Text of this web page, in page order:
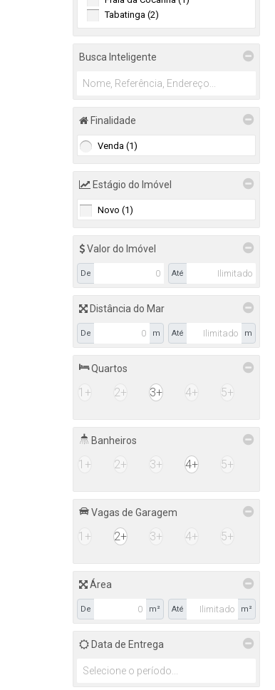
Tabatinga (2)
São Sebastião (1)
Camburi (1)
Busca Inteligente
Finalidade
Venda (1)
Estágio do Imóvel
Novo (1)
Valor do Imóvel
De Até
Distância do Mar
De m Até m
Quartos
1+ 2+ 3+ 4+ 5+
Banheiros
1+ 2+ 3+ 4+ 5+
Vagas de Garagem
1+ 2+ 3+ 4+ 5+
Área
De m² Até m²
Data de Entrega